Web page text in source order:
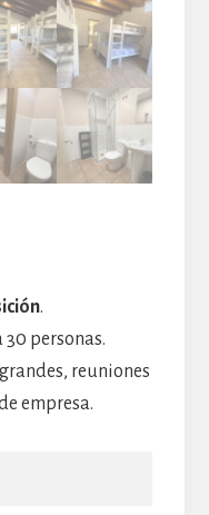
.
30 personas.
reuniones
empresa.